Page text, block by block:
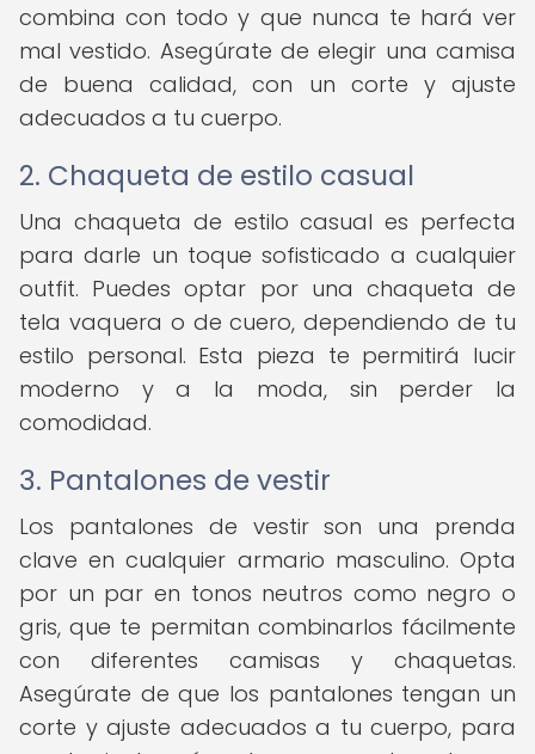
combina con todo y que nunca te hará ver
mal vestido. Asegúrate de elegir una camisa
de buena calidad, con un corte y ajuste
adecuados a tu cuerpo.
2. Chaqueta de estilo casual
Una chaqueta de estilo casual es perfecta
para darle un toque sofisticado a cualquier
outfit. Puedes optar por una chaqueta de
tela vaquera o de cuero, dependiendo de tu
estilo personal. Esta pieza te permitirá lucir
moderno y a la moda, sin perder la
comodidad.
3. Pantalones de vestir
Los pantalones de vestir son una prenda
clave en cualquier armario masculino. Opta
por un par en tonos neutros como negro o
gris, que te permitan combinarlos fácilmente
con diferentes camisas y chaquetas.
Asegúrate de que los pantalones tengan un
corte y ajuste adecuados a tu cuerpo, para